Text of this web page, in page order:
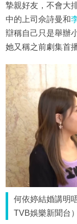
摯親好友，不會大
中的上司佘詩曼和
辯稱自己只是舉辦
她又稱之前劇集首
何依婷結婚講明
TVB娛樂新聞台）